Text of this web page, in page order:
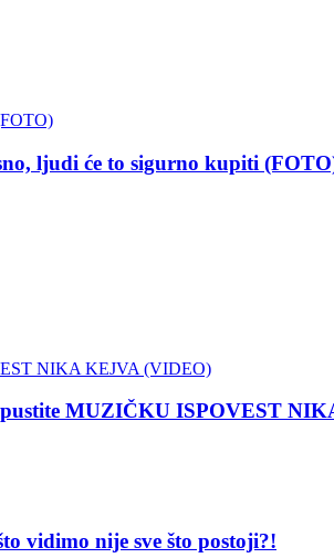
ljudi će to sigurno kupiti
MUZIČKU ISPOVEST
vidimo nije sve što postoji?!